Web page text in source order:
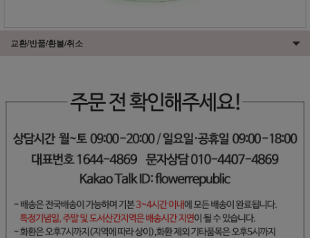
교환/반품/환불/취소